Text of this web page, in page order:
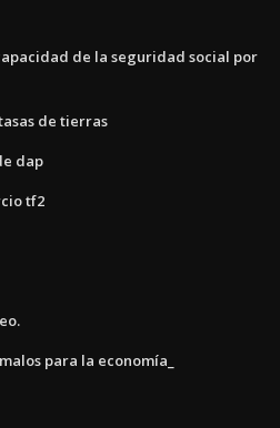
de la seguridad social por
de tierras
dap
tf2
para la economía_